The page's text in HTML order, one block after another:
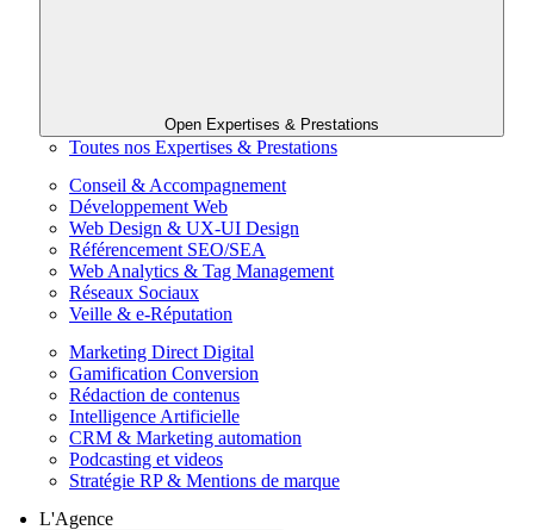
Open Expertises & Prestations
Toutes nos Expertises & Prestations
Conseil & Accompagnement
Développement Web
Web Design & UX-UI Design
Référencement SEO/SEA
Web Analytics & Tag Management
Réseaux Sociaux
Veille & e-Réputation
Marketing Direct Digital
Gamification Conversion
Rédaction de contenus
Intelligence Artificielle
CRM & Marketing automation
Podcasting et videos
Stratégie RP & Mentions de marque
L'Agence